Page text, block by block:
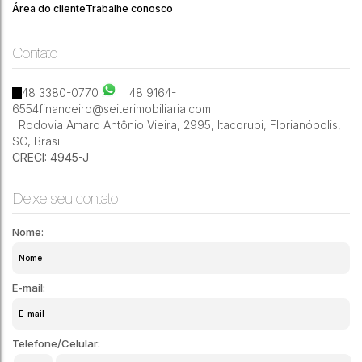
3009m²
13
Área do clienteTrabalhe conosco
Contato
48 3380-0770
48 9164-
6554financeiro@seiterimobiliaria.com
Rodovia Amaro Antônio Vieira, 2995, Itacorubi, Florianópolis,
SC, Brasil
CRECI: 4945-J
Deixe seu contato
Nome:
E-mail:
Telefone/Celular: